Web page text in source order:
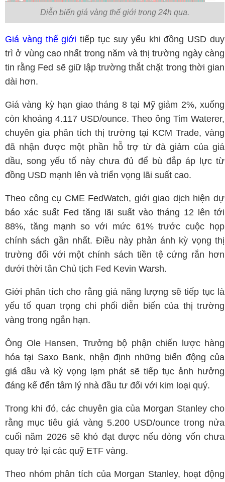
Diễn biến giá vàng thế giới trong 24h qua.
Giá vàng thế giới tiếp tục suy yếu khi đồng USD duy
trì ở vùng cao nhất trong năm và thị trường ngày càng
tin rằng Fed sẽ giữ lập trường thắt chặt trong thời gian
dài hơn.
Giá vàng kỳ hạn giao tháng 8 tại Mỹ giảm 2%, xuống
còn khoảng 4.117 USD/ounce. Theo ông Tim Waterer,
chuyên gia phân tích thị trường tại KCM Trade, vàng
đã nhận được một phần hỗ trợ từ đà giảm của giá
dầu, song yếu tố này chưa đủ để bù đắp áp lực từ
đồng USD mạnh lên và triển vọng lãi suất cao.
Theo công cụ CME FedWatch, giới giao dịch hiện dự
báo xác suất Fed tăng lãi suất vào tháng 12 lên tới
88%, tăng mạnh so với mức 61% trước cuộc họp
chính sách gần nhất. Điều này phản ánh kỳ vọng thị
trường đối với một chính sách tiền tệ cứng rắn hơn
dưới thời tân Chủ tịch Fed Kevin Warsh.
Giới phân tích cho rằng giá năng lượng sẽ tiếp tục là
yếu tố quan trọng chi phối diễn biến của thị trường
vàng trong ngắn hạn.
Ông Ole Hansen, Trưởng bộ phận chiến lược hàng
hóa tại Saxo Bank, nhận định những biến động của
giá dầu và kỳ vọng lạm phát sẽ tiếp tục ảnh hưởng
đáng kể đến tâm lý nhà đầu tư đối với kim loại quý.
Trong khi đó, các chuyên gia của Morgan Stanley cho
rằng mục tiêu giá vàng 5.200 USD/ounce trong nửa
cuối năm 2026 sẽ khó đạt được nếu dòng vốn chưa
quay trở lại các quỹ ETF vàng.
Theo nhóm phân tích của Morgan Stanley, hoạt động